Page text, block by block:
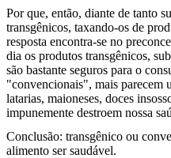
Por que, então, diante de tanto
transgênicos, taxando-os de
resposta encontra-se no
dia os produtos transgênicos,
são bastante seguros para o
"convencionais", mais parecem
latarias, maioneses, doces
impunemente destroem nossa
Conclusão: transgênico ou
alimento ser saudável.